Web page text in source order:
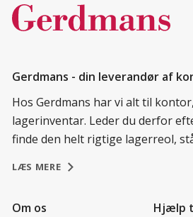
Gerdmans - din leverandør af
Hos Gerdmans har vi alt til
lagerinventar. Leder du derfor
finde den helt rigtige lagerreol,
LÆS MERE
Om os
Hjælp